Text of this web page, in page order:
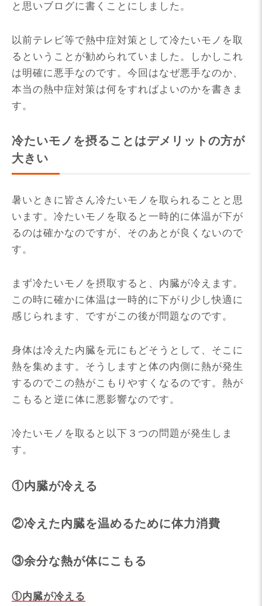
と思いブログに書くことにしました。
以前テレビ等で熱中症対策として冷たいモノを取
るということが勧められていました。しかしこれ
は明確に悪手なのです。今回はなぜ悪手なのか、
本当の熱中症対策は何をすればよいのかを書きま
す。
冷たいモノを摂ることはデメリットの方が
大きい
暑いときに皆さん冷たいモノを取られることと思
います。冷たいモノを取ると一時的に体温が下が
るのは確かなのですが、そのあとが良くないので
す。
まず冷たいモノを摂取すると、内臓が冷えます。
この時に確かに体温は一時的に下がり少し快適に
感じられます、ですがこの後が問題なのです。
身体は冷えた内臓を元にもどそうとして、そこに
熱を集めます。そうしますと体の内側に熱が発生
するのでこの熱がこもりやすくなるのです。熱が
こもると逆に体に悪影響なのです。
冷たいモノを取ると以下３つの問題が発生しま
す。
①内臓が冷える
②冷えた内臓を温めるために体力消費
③余分な熱が体にこもる
①内臓が冷える